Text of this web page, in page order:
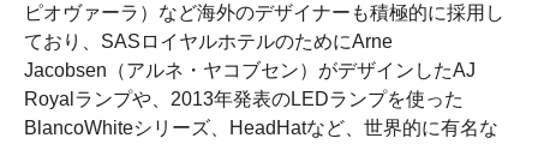
ピオヴァーラ）など海外のデザイナーも積極的に採用し
ており、SASロイヤルホテルのためにArne
Jacobsen（アルネ・ヤコブセン）がデザインしたAJ
Royalランプや、2013年発表のLEDランプを使った
BlancoWhiteシリーズ、HeadHatなど、世界的に有名な